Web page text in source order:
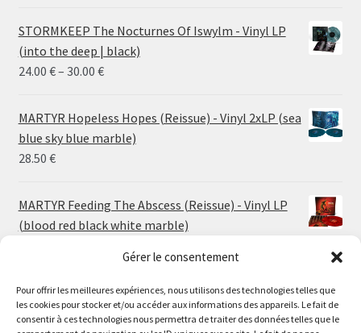
Gérer le consentement
Pour offrir les meilleures expériences, nous utilisons des technologies telles que
les cookies pour stocker et/ou accéder aux informations des appareils. Le fait de
consentir à ces technologies nous permettra de traiter des données telles que le
Le magasin de Lyon sera fermé du 30 juillet au 17 août
STORMKEEP The Nocturnes Of Iswylm - Vinyl LP
(into the deep | black)
24.00 €– 30.00 €Price
24.00 €
through
MARTYR Hopeless Hopes (Reissue) - Vinyl 2xLP (sea
blue sky blue marble)
28.50 €
MARTYR Feeding The Abscess (Reissue) - Vinyl LP
(blood red black white marble)
MARTYR Warp Zone (Reissue) - Vinyl LP (swamp
green orange marble)